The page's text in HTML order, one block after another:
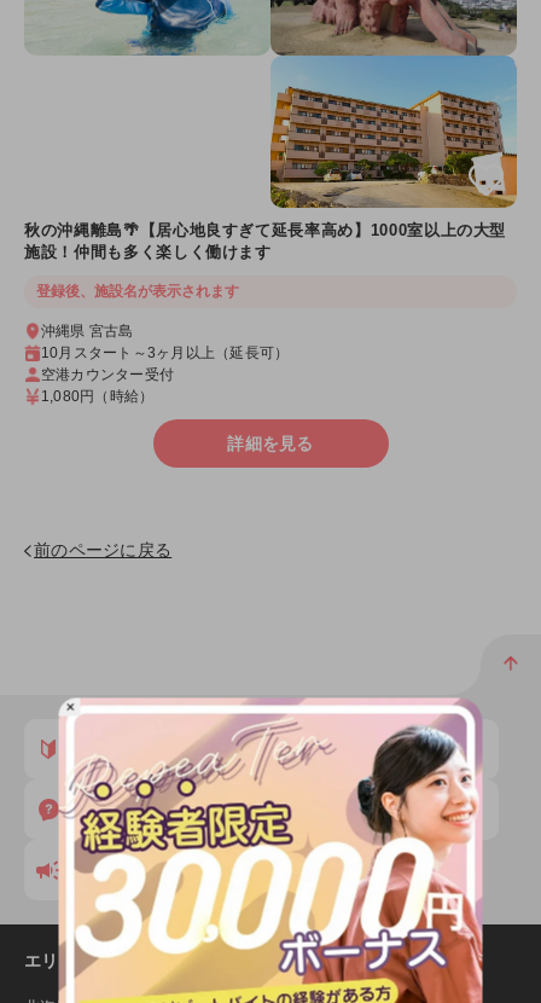
秋の沖縄離島🌴【居心地良すぎて延長率高め】1000室以上の大型
施設！仲間も多く楽しく働けます
登録後、施設名が表示されます
沖縄県 宮古島
10月スタート～3ヶ月以上（延長可）
空港カウンター受付
1,080円
（時給）
詳細を見る
前のページに戻る
登録から勤務終了
よくある質問
キャンペーン一覧
エリアから探す
×